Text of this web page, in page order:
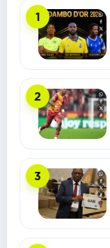
1
2
3